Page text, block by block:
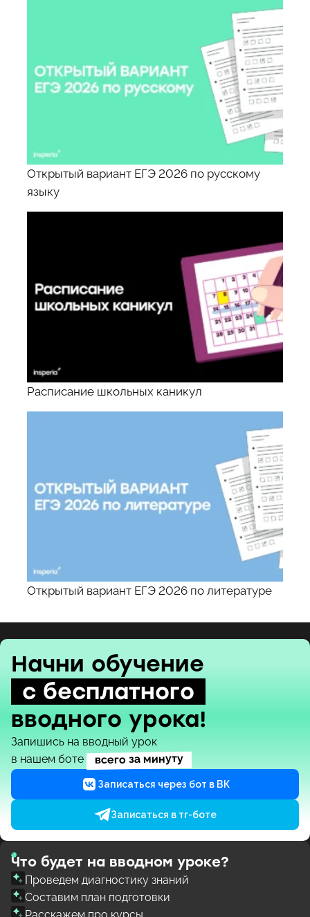
Открытый вариант ЕГЭ 2026 по русскому
языку
Расписание школьных каникул
Открытый вариант ЕГЭ 2026 по литературе
Начни обучение
с бесплатного
вводного урока!
Запишись на вводный урок
в нашем боте
всего за минуту
Записаться через бот в ВК
Записаться в тг-боте
Что будет на вводном уроке?
Проведем диагностику знаний
Составим план подготовки